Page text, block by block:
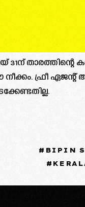
31ന് താരത്തിന്റെ
ഫ്രീ ഏജന്റ്
BIPIN